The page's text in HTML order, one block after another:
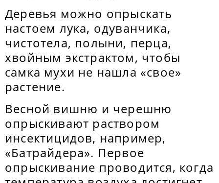
Деревья можно опрыскать
настоем лука, одуванчика,
чистотела, полыни, перца,
хвойным экстрактом, чтобы
самка мухи не нашла «свое»
растение.
Весной вишню и черешню
опрыскивают раствором
инсектицидов, например,
«Батрайдера». Первое
опрыскивание проводится, когда